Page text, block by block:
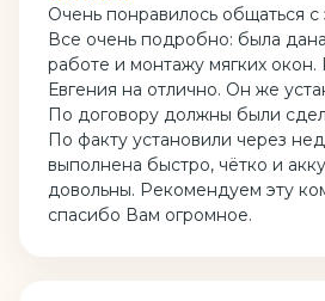
Очень понравилось общаться
Все очень подробно: была
работе и монтажу мягких
Евгения на отлично. Он же
По договору должны были
По факту установили через
выполнена быстро, чётко и
довольны. Рекомендуем эту
спасибо Вам огромное.